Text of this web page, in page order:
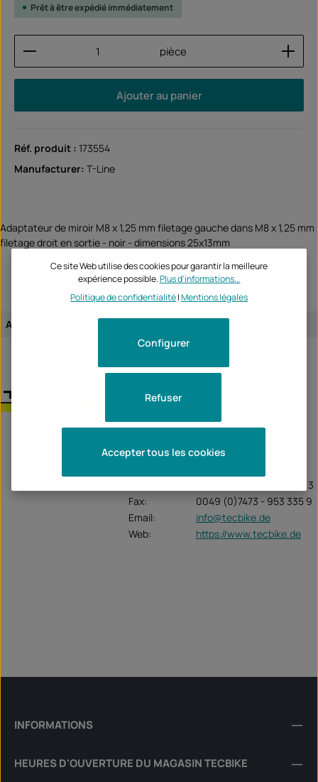
Prêt à être expédié immédiatement
Quantité de produit : Entrez la quantité
pièce
Ajouter au panier
Réf. produit : 173554
Manufacturer: T-Line
Adaptateur de miroir M8 x 1,25 mm filetage gauche dans M8 x 1,25 mm
filetage droit en sortie - noir - dimensions 25x13mm
Attribution de l'article: article universel
T-Line
Unternehmen:TecBike GmbH
72131 Ofterdingen
0049 (0) 7473 - 953 335 3
Fax:
0049 (0)7473 - 953 335 9
Email:
info@tecbike.de
Web:
https://www.tecbike.de
INFORMATIONS
HEURES D'OUVERTURE DU MAGASIN TECBIKE
Ce site Web utilise des cookies pour garantir la meilleure
expérience possible.Plus d'informations...
Politique de confidentialité|Mentions légales
Refuser
Configurer
Accepter tous les cookies